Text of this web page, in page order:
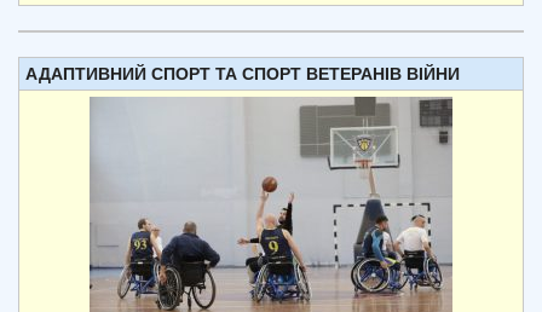
АДАПТИВНИЙ СПОРТ ТА СПОРТ ВЕТЕРАНІВ ВІЙНИ